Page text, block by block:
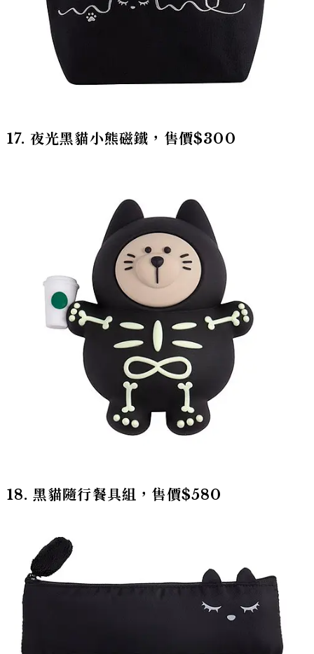
17. 夜光黑貓小熊磁鐵，售價$300
18. 黑貓隨行餐具組，售價$580